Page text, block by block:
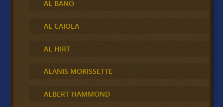
AL BANO
AL CAIOLA
AL HIRT
ALANIS MORISSETTE
ALBERT HAMMOND